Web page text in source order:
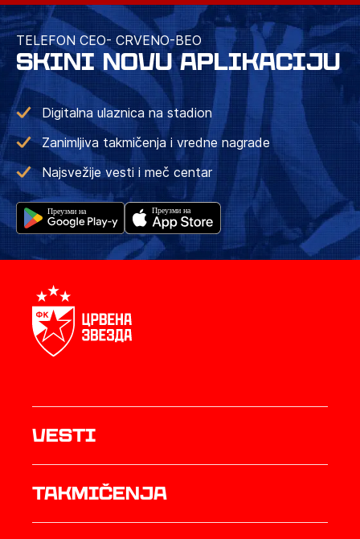
TELEFON CEO- CRVENO-BEO
SKINI NOVU APLIKACIJU
Digitalna ulaznica na stadion
Zanimljiva takmičenja i vredne nagrade
Najsvežije vesti i meč centar
Vesti
Takmičenja